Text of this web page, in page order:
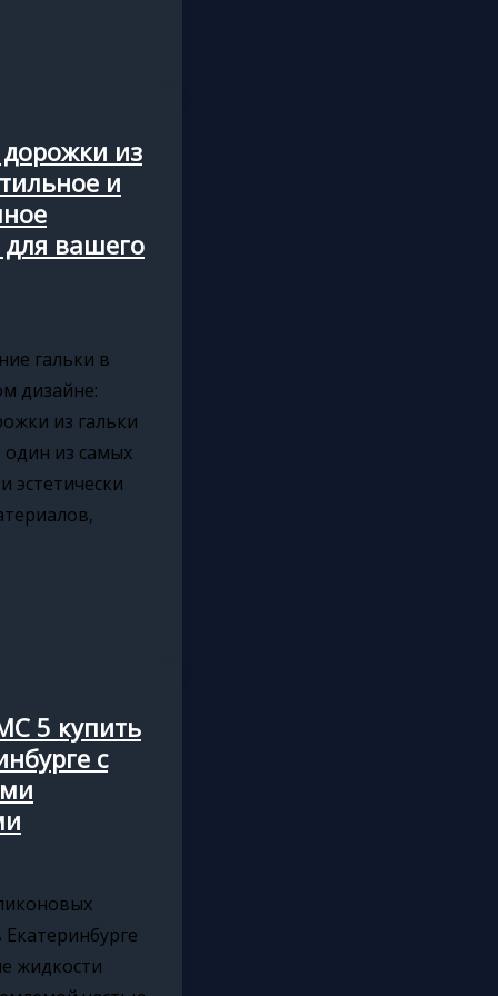
из
и
вашего
гальки в
дизайне:
из гальки
один из самых
эстетически
5 купить
с
жидкости